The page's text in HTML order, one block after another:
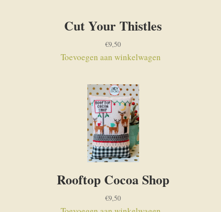
Cut Your Thistles
€9,50
Toevoegen aan winkelwagen
Rooftop Cocoa Shop
€9,50